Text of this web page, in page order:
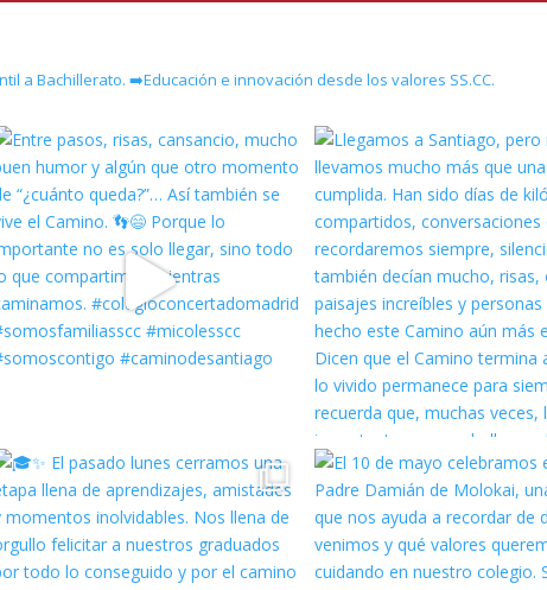
a Bachillerato. ➡️Educación e innovación desde los valores SS.CC.